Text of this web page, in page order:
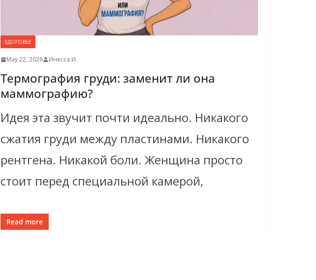
ЗДОРОВЬЕ
May 22, 2026 Инесса И.
Термография груди: заменит ли она
маммографию?
Идея эта звучит почти идеально. Никакого
сжатия груди между пластинами. Никакого
рентгена. Никакой боли. Женщина просто
стоит перед специальной камерой,
Read more